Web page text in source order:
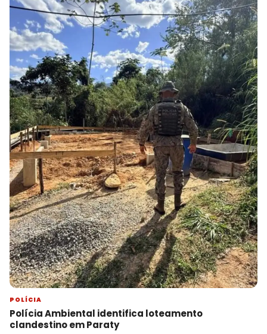
POLÍCIA
Polícia Ambiental identifica loteamento
clandestino em Paraty